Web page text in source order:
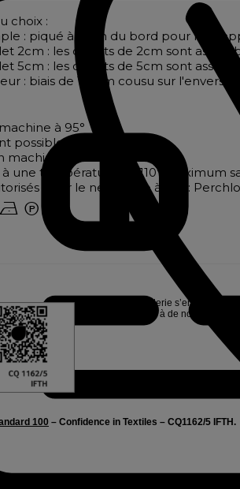
choix :
: piqué à 2cm du bord pour les
2cm : les ourlets de 2cm sont
5cm : les ourlets de 5cm sont
: biais de 18mm cousu sur l'envers
à 95°
possible
machine interdit
à une température de 110° maximum
pour le nettoyage à sec :
W
Linvosges Hôtellerie s’engage
Oeko-Tex®, suite à de nombreux
100 – Confidence in Textiles – CQ1162/5 IFTH.